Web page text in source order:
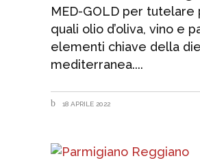
MED-GOLD per tutelare
quali olio d’oliva, vino e
elementi chiave della
mediterranea.
18 APRILE 2022